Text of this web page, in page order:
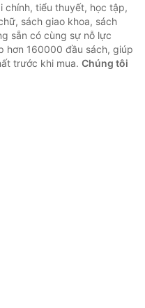
chính, tiểu thuyết, học tập,
sách giao khoa, sách
sẵn có cùng sự nỗ lực
hơn 160000 đầu sách, giúp
trước khi mua. Chúng tôi